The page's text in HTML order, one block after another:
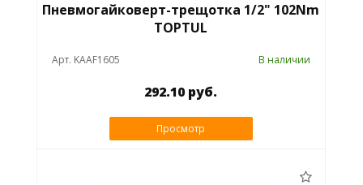
Пневмогайковерт-трещотка 1/2" 102Nm
TOPTUL
Арт. KAAF1605 В наличии
292.10 руб.
Просмотр